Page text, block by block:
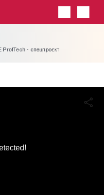
ProfTech - спецпроєкт